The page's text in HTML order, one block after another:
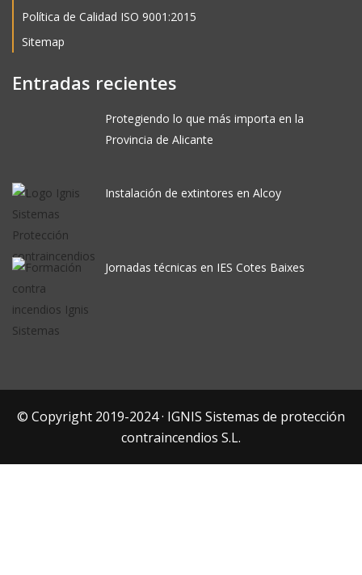
Política de Calidad ISO 9001:2015
Sitemap
Entradas recientes
Protegiendo lo que más importa en la
Provincia de Alicante
Instalación de extintores en Alcoy
Jornadas técnicas en IES Cotes Baixes
© Copyright 2019-2024 · IGNIS Sistemas de protección
contraincendios S.L.